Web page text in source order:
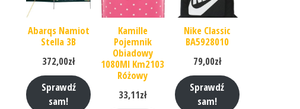
Abarqs Namiot
Stella 3B
372,00zł
Sprawdź
sam!
Kamille
Pojemnik
Obiadowy
1080Ml Km2103
Różowy
33,11zł
Nike Classic
BA5928010
79,00zł
Sprawdź
sam!